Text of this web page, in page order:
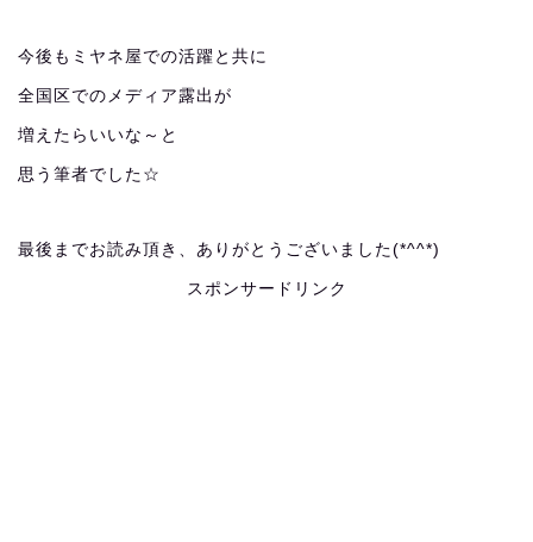
今後もミヤネ屋での活躍と共に
全国区でのメディア露出が
増えたらいいな～と
思う筆者でした☆
最後までお読み頂き、ありがとうございました(*^^*)
スポンサードリンク